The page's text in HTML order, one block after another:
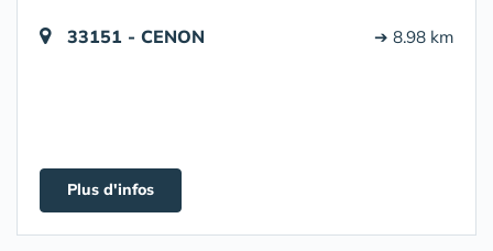
33151 - CENON ➔ 8.98 km
Plus d'infos